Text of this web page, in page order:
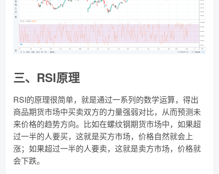
三、RSI原理
RSI的原理很简单，就是通过一系列的数学运算，得出
商品期货市场中买卖双方的力量强弱对比，从而预测未
来价格的趋势方向。比如在螺纹钢期货市场中，如果超
过一半的人要买，这就是买方市场，价格自然就会上
涨；如果超过一半的人要卖，这就是卖方市场，价格就
会下跌。